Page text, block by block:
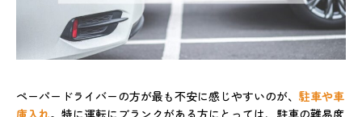
ペーパードライバーの方が最も不安に感じやすいのが、 駐車や車
庫入れ。特に運転にブランクがある方にとっては、駐車の難易度